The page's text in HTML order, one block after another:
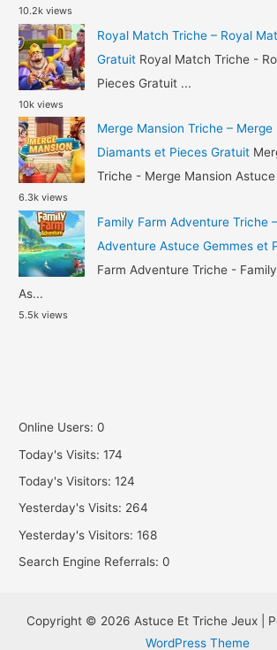
Gratuit
r
:
10.2k views
Royal Match Triche – Royal
Gratuit Royal Match Triche -
Pieces Gratuit ...
10k views
Merge Mansion Triche –
Diamants et Pieces Gratuit
Triche - Merge Mansion
6.3k views
Family Farm Adventure Triche
Adventure Astuce Gemmes et
Farm Adventure Triche -
As...
5.5k views
Online Users:0
Today's Visits:174
Today's Visitors:124
Yesterday's Visits: 264
Yesterday's Visitors:168
Search Engine Referrals:0
Copyright © 2026 Astuce Et Triche Jeux |
WordPress Theme